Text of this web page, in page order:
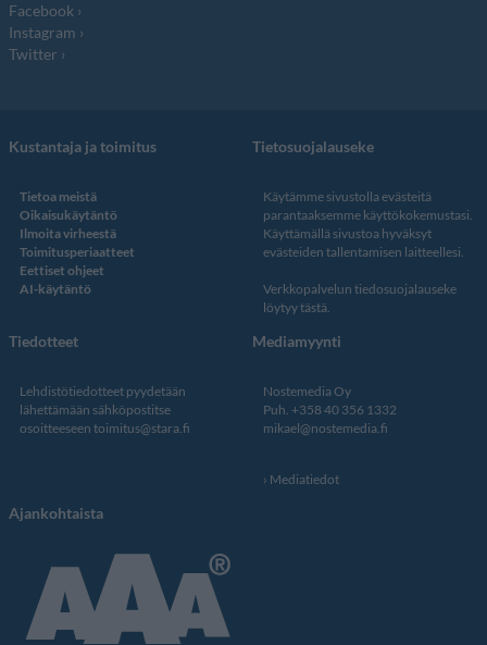
Facebook
Instagram
Twitter
Kustantaja ja toimitus
Tietoa meistä
Oikaisukäytäntö
Ilmoita virheestä
Toimitusperiaatteet
Eettiset ohjeet
AI-käytäntö
Tietosuojalauseke
Käytämme sivustolla evästeitä
parantaaksemme käyttökokemustasi.
Käyttämällä sivustoa hyväksyt
evästeiden tallentamisen laitteellesi.
Verkkopalvelun tiedosuojalauseke
löytyy tästä.
Tiedotteet
Lehdistötiedotteet pyydetään
lähettämään sähköpostitse
osoitteeseen toimitus@stara.fi
Mediamyynti
Nostemedia Oy
Puh. +358 40 356 1332
mikael@nostemedia.fi
Mediatiedot
Ajankohtaista